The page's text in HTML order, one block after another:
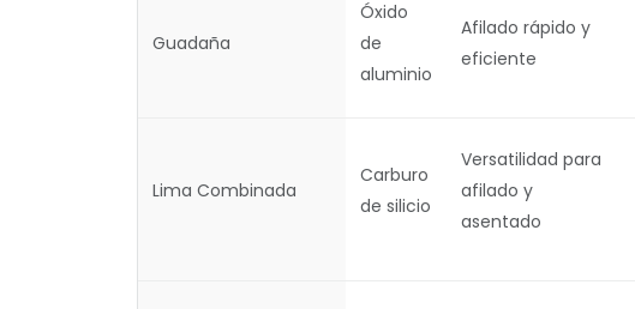
Guadaña
Óxido
de
aluminio
Afilado rápido y
eficiente
Lima Combinada
Carburo
de silicio
Versatilidad para
afilado y
asentado